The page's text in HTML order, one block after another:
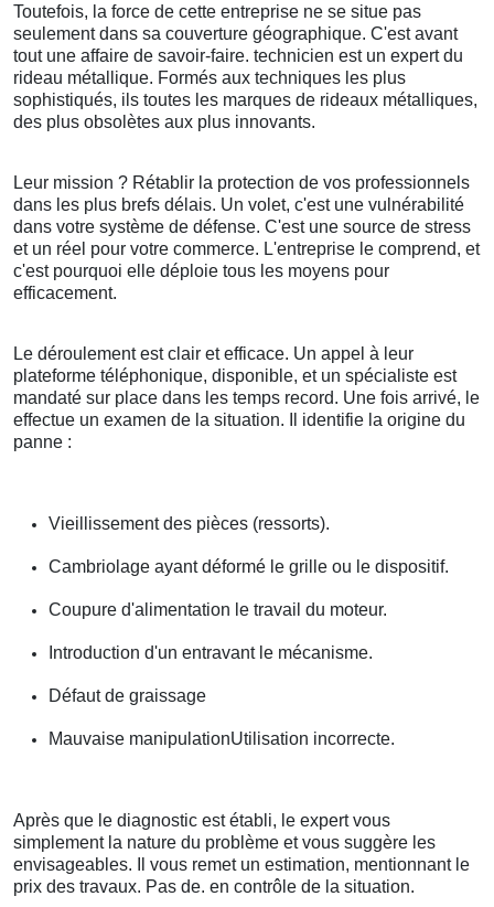
Toutefois, la force de cette entreprise ne se situe pas
seulement dans sa couverture géographique. C'est avant
tout une affaire de savoir-faire. technicien est un expert du
rideau métallique. Formés aux techniques les plus
sophistiqués, ils toutes les marques de rideaux métalliques,
des plus obsolètes aux plus innovants.
Leur mission ? Rétablir la protection de vos professionnels
dans les plus brefs délais. Un volet, c'est une vulnérabilité
dans votre système de défense. C'est une source de stress
et un réel pour votre commerce. L'entreprise le comprend, et
c'est pourquoi elle déploie tous les moyens pour
efficacement.
Le déroulement est clair et efficace. Un appel à leur
plateforme téléphonique, disponible, et un spécialiste est
mandaté sur place dans les temps record. Une fois arrivé, le
effectue un examen de la situation. Il identifie la origine du
panne :
Vieillissement des pièces (ressorts).
Cambriolage ayant déformé le grille ou le dispositif.
Coupure d'alimentation le travail du moteur.
Introduction d'un entravant le mécanisme.
Défaut de graissage
Mauvaise manipulationUtilisation incorrecte.
Après que le diagnostic est établi, le expert vous
simplement la nature du problème et vous suggère les
envisageables. Il vous remet un estimation, mentionnant le
prix des travaux. Pas de. en contrôle de la situation.